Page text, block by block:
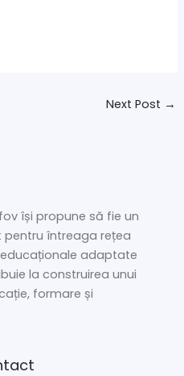
Next Post →
își propune să fie un
pentru întreaga rețea
adaptate
la construirea unui
formare și